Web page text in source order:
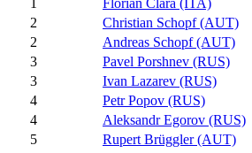
1
Florian Clara (ITA)
2
Christian Schopf (AUT)
2
Andreas Schopf (AUT)
3
Pavel Porshnev (RUS)
3
Ivan Lazarev (RUS)
4
Petr Popov (RUS)
4
Aleksandr Egorov (RUS)
5
Rupert Brüggler (AUT)